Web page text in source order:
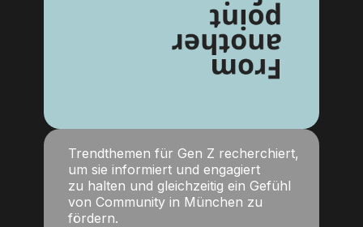
Trendthemen für Gen Z recherchiert,
um sie informiert und engagiert
zu halten und gleichzeitig ein Gefühl
von Community in München zu
fördern.